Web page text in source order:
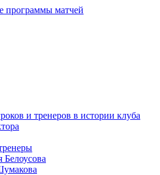
программы матчей
и тренеров в истории клуба